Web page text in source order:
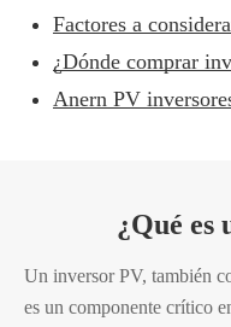
Factores a
¿Dónde comprar
Anern PV
¿Qué es
Un inversor PV, también
es un componente crítico